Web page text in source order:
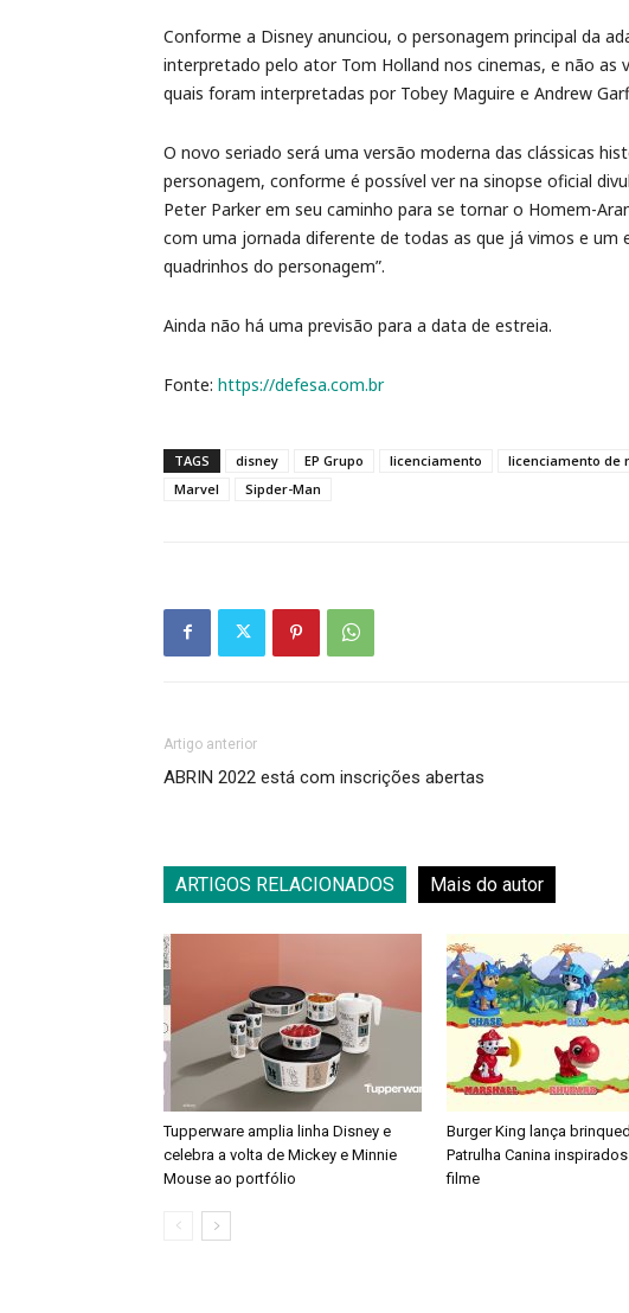
Conforme a Disney anunciou, o personagem principal da
interpretado pelo ator Tom Holland nos cinemas, e não as
quais foram interpretadas por Tobey Maguire e Andrew
O novo seriado será uma versão moderna das clássicas
personagem, conforme é possível ver na sinopse oficial
Peter Parker em seu caminho para se tornar o Homem-
com uma jornada diferente de todas as que já vimos e um
quadrinhos do personagem”.
Ainda não há uma previsão para a data de estreia.
Fonte: https://defesa.com.br
TAGS disney EP Grupo licenciamento licenciamento de
Marvel
Sipder-Man
Artigo anterior
ABRIN 2022 está com inscrições abertas
ARTIGOS RELACIONADOS Mais do autor
Tupperware amplia linha Disney e
celebra a volta de Mickey e Minnie
Mouse ao portfólio
Burger King lança
Patrulha Canina
filme